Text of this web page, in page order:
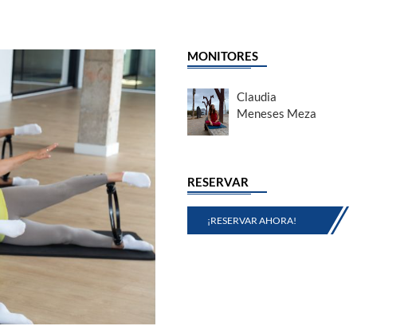
MONITORES
Claudia
Meneses Meza
RESERVAR
¡RESERVAR AHORA!